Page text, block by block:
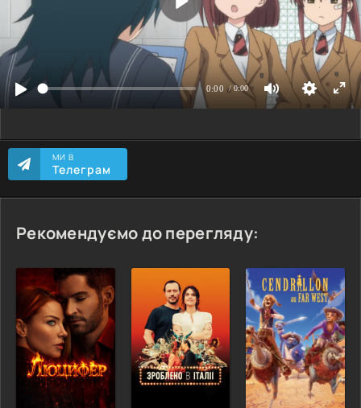
МИ В
Телеграм
Рекомендуємо до перегляду: